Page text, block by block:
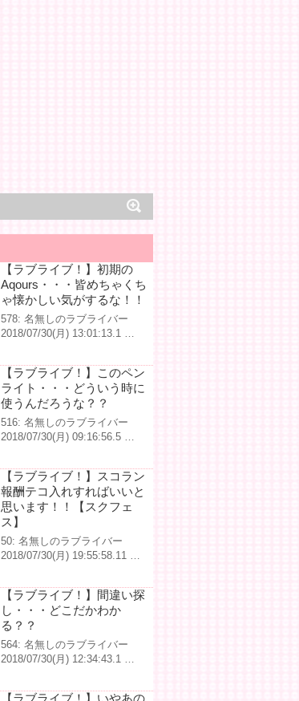
【ラブライブ！】初期の
Aqours・・・皆めちゃくち
ゃ懐かしい気がするな！！
578: 名無しのラブライバー
2018/07/30(月) 13:01:13.1 …
【ラブライブ！】このペン
ライト・・・どういう時に
使うんだろうな？？
516: 名無しのラブライバー
2018/07/30(月) 09:16:56.5 …
【ラブライブ！】スコラン
報酬テコ入れすればいいと
思います！！【スクフェ
ス】
50: 名無しのラブライバー
2018/07/30(月) 19:55:58.11 …
【ラブライブ！】間違い探
し・・・どこだかわか
る？？
564: 名無しのラブライバー
2018/07/30(月) 12:34:43.1 …
【ラブライブ！】いやあの